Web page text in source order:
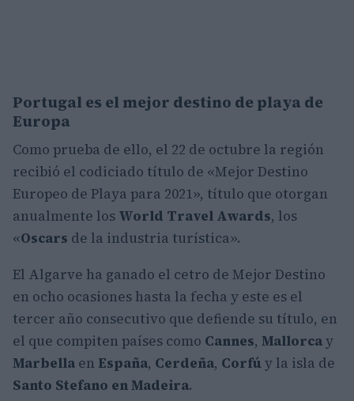
Portugal es el mejor destino de playa de
Europa
Como prueba de ello, el 22 de octubre la región
recibió el codiciado título de «Mejor Destino
Europeo de Playa para 2021», título que otorgan
anualmente los World Travel Awards, los
«Oscars de la industria turística».
El Algarve ha ganado el cetro de Mejor Destino
en ocho ocasiones hasta la fecha y este es el
tercer año consecutivo que defiende su título, en
el que compiten países como Cannes, Mallorcay
Marbella en España, Cerdeña, Corfúy la isla de
Santo Stefano en Madeira.